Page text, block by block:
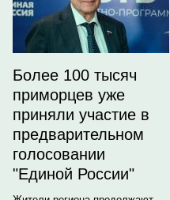
Более 100 тысяч
приморцев уже
приняли участие в
предварительном
голосовании
"Единой России"